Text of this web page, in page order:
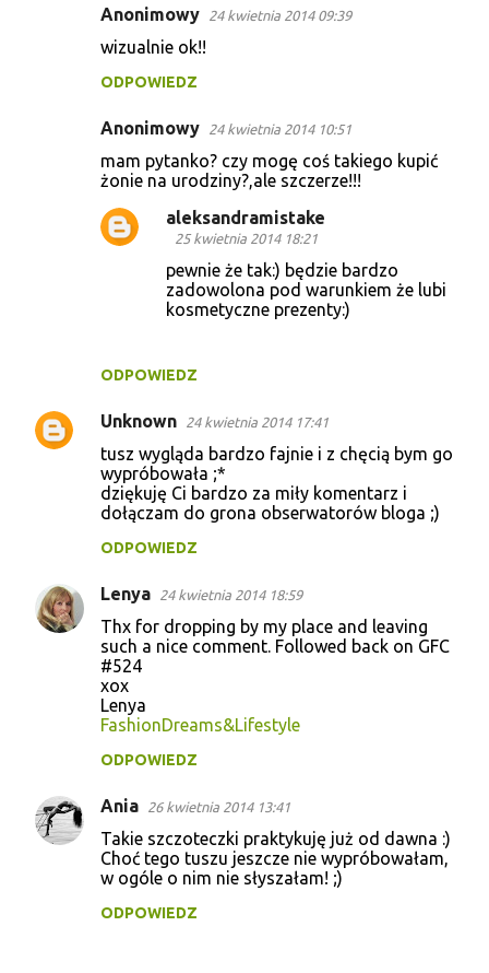
Anonimowy 24 kwietnia 2014 09:39
wizualnie ok!!
ODPOWIEDZ
Anonimowy 24 kwietnia 2014 10:51
mam pytanko? czy mogę coś takiego kupić
żonie na urodziny?,ale szczerze!!!
ODPOWIEDZ
aleksandramistake
25 kwietnia 2014 18:21
pewnie że tak:) będzie bardzo
zadowolona pod warunkiem że lubi
kosmetyczne prezenty:)
Unknown 24 kwietnia 2014 17:41
tusz wygląda bardzo fajnie i z chęcią bym go
wypróbowała ;*
dziękuję Ci bardzo za miły komentarz i
dołączam do grona obserwatorów bloga ;)
ODPOWIEDZ
Lenya 24 kwietnia 2014 18:59
Thx for dropping by my place and leaving
such a nice comment. Followed back on GFC
#524
xox
Lenya
FashionDreams&Lifestyle
ODPOWIEDZ
Ania 26 kwietnia 2014 13:41
Takie szczoteczki praktykuję już od dawna :)
Choć tego tuszu jeszcze nie wypróbowałam,
w ogóle o nim nie słyszałam! ;)
ODPOWIEDZ